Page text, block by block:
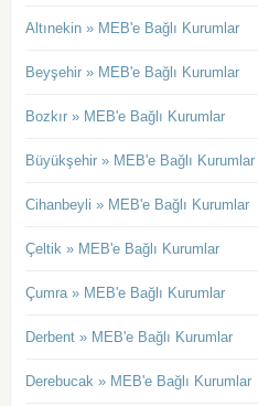
Altınekin » MEB'e Bağlı Kurumlar
Beyşehir » MEB'e Bağlı Kurumlar
Bozkır » MEB'e Bağlı Kurumlar
Büyükşehir » MEB'e Bağlı Kurumlar
Cihanbeyli » MEB'e Bağlı Kurumlar
Çeltik » MEB'e Bağlı Kurumlar
Çumra » MEB'e Bağlı Kurumlar
Derbent » MEB'e Bağlı Kurumlar
Derebucak » MEB'e Bağlı Kurumlar